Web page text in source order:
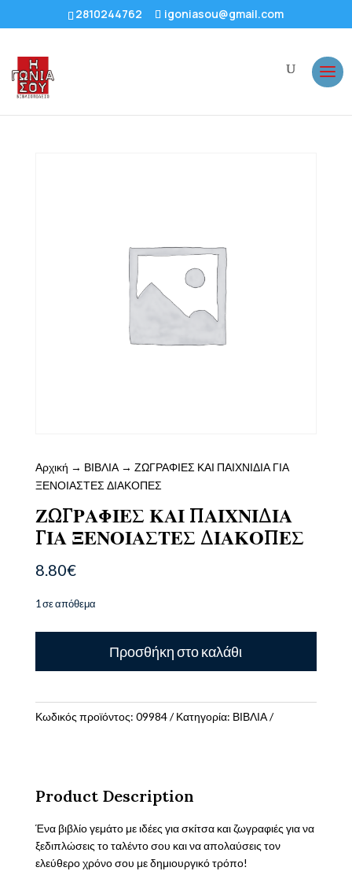
2810244762 igoniasou@gmail.com
Αρχική → ΒΙΒΛΙΑ→ ΖΩΓΡΑΦΙΕΣ ΚΑΙ ΠΑΙΧΝΙΔΙΑ ΓΙΑ
ΞΕΝΟΙΑΣΤΕΣ ΔΙΑΚΟΠΕΣ
ΖΩΓΡΑΦΙΕΣ ΚΑΙ ΠΑΙΧΝΙΔΙΑ
ΓΙΑ ΞΕΝΟΙΑΣΤΕΣ ΔΙΑΚΟΠΕΣ
8.80€
1 σε απόθεμα
ΞΕΝΟΙΑΣΤΕΣ
Προσθήκη στο καλάθι
Κωδικός προϊόντος: 09984 Κατηγορία: ΒΙΒΛΙΑ
Product Description
Ένα βιβλίο γεμάτο με ιδέες για σκίτσα και ζωγραφιές για να
ξεδιπλώσεις το ταλέντο σου και να απολαύσεις τον
ελεύθερο χρόνο σου με δημιουργικό τρόπο!